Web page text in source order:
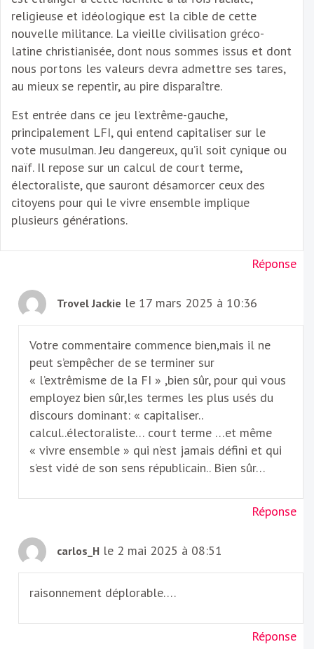
religieuse et idéologique est la cible de cette
nouvelle militance. La vieille civilisation gréco-
latine christianisée, dont nous sommes issus et dont
nous portons les valeurs devra admettre ses tares,
au mieux se repentir, au pire disparaître.
Est entrée dans ce jeu l’extrême-gauche,
principalement LFI, qui entend capitaliser sur le
vote musulman. Jeu dangereux, qu’il soit cynique ou
naïf. Il repose sur un calcul de court terme,
électoraliste, que sauront désamorcer ceux des
citoyens pour qui le vivre ensemble implique
plusieurs générations.
Réponse
Trovel Jackie le 17 mars 2025 à 10:36
Votre commentaire commence bien,mais il ne
peut s’empêcher de se terminer sur
« l’extrêmisme de la FI » ,bien sûr, pour qui vous
employez bien sûr,les termes les plus usés du
discours dominant: « capitaliser..
calcul..électoraliste… court terme …et même
« vivre ensemble » qui n’est jamais défini et qui
s’est vidé de son sens républicain.. Bien sûr…
Réponse
carlos_H le 2 mai 2025 à 08:51
raisonnement déplorable….
Réponse